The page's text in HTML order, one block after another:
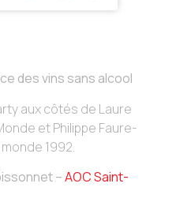
des vins sans alcool
aux côtés de Laure
et Philippe Faure-
1992.
–AOC Saint-